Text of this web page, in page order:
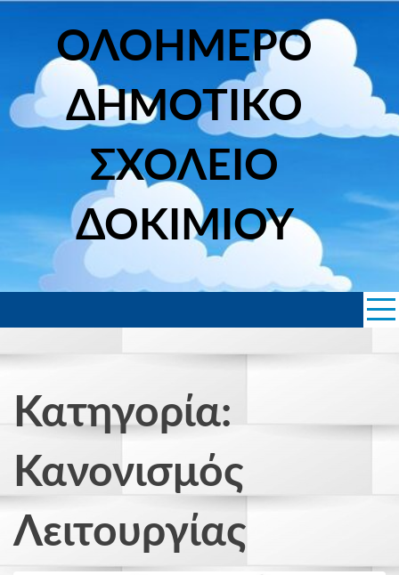
Skip
ΟΛΟΗΜΕΡΟ
ΔΗΜΟΤΙΚΟ
ΣΧΟΛΕΙΟ
ΔΟΚΙΜΙΟΥ
Κατηγορία:
Κανονισμός
Λειτουργίας